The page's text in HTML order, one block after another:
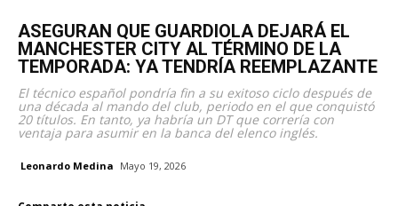
ASEGURAN QUE GUARDIOLA DEJARÁ EL
MANCHESTER CITY AL TÉRMINO DE LA
TEMPORADA: YA TENDRÍA REEMPLAZANTE
El técnico español pondría fin a su exitoso ciclo después de
una década al mando del club, periodo en el que conquistó
20 títulos. En tanto, ya habría un DT que correría con
ventaja para asumir en la banca del elenco inglés.
Leonardo Medina Mayo 19, 2026